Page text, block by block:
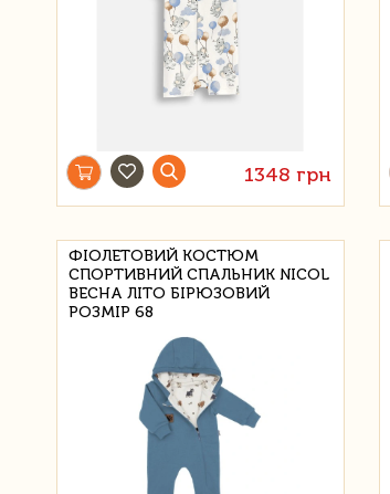
1348 грн
ФІОЛЕТОВИЙ КОСТЮМ
СПОРТИВНИЙ СПАЛЬНИК NICOL
ВЕСНА ЛІТО БІРЮЗОВИЙ
РОЗМІР 68